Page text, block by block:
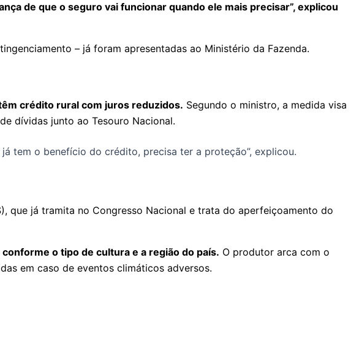
de que o seguro vai funcionar quando ele mais precisar”, explicou
– já foram apresentadas ao Ministério da Fazenda.
crédito rural com juros reduzidos. Segundo o ministro, a medida visa
dívidas junto ao Tesouro Nacional.
tem o benefício do crédito, precisa ter a proteção”, explicou.
que já tramita no Congresso Nacional e trata do aperfeiçoamento do
o tipo de cultura e a região do país. O produtor arca com o
em caso de eventos climáticos adversos.